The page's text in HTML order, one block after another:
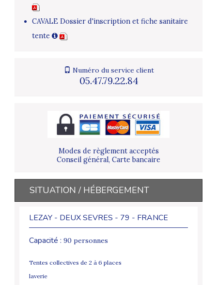
CAVALE Dossier d'inscription et fiche sanitaire
tente
Numéro du service client
05.47.79.22.84
Modes de règlement acceptés
Conseil général, Carte bancaire
SITUATION / HÉBERGEMENT
LEZAY - DEUX SEVRES - 79 - FRANCE
Capacité : 90 personnes
Tentes collectives de 2 à 6 places
laverie